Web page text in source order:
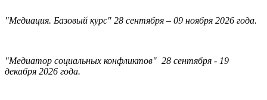
"Медиация. Базовый курс" 28 сентября – 09 ноября 2026 года.
"Медиатор социальных конфликтов" 28 сентября - 19
декабря 2026 года.